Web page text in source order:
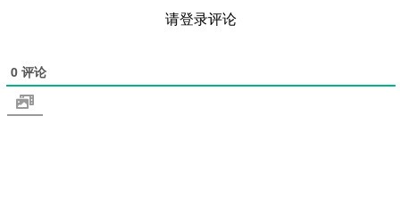
请登录评论
0 评论